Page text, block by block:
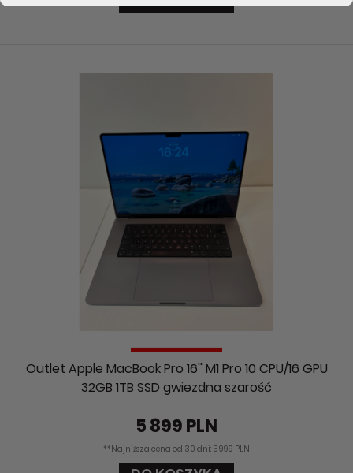
Outlet Apple MacBook Pro 16'' M1 Pro 10 CPU/16 GPU
32GB 1TB SSD gwiezdna szarość
5 899 PLN
**Najniższa cena od 30 dni: 5 999 PLN